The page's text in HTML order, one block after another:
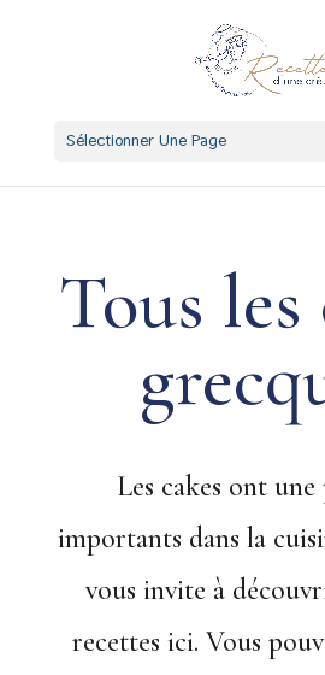
Sélectionner Une Page
Tous les
Les cakes ont une
importants dans la
vous invite à
recettes ici. Vous